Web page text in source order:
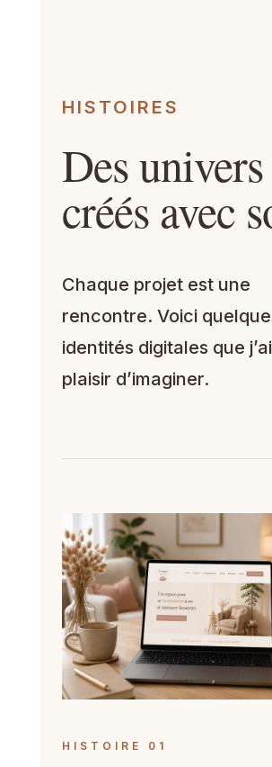
HISTOIRES
Des univers
créés avec
Chaque projet est une
rencontre. Voici
identités digitales que
plaisir d’imaginer.
HISTOIRE 01